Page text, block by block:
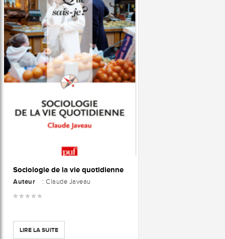
Sociologie de la vie quotidienne
Auteur : Claude Javeau
LIRE LA SUITE